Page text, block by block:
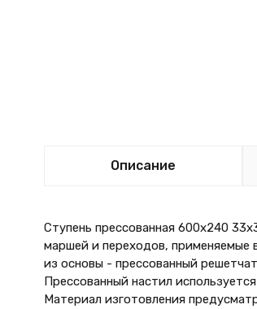
Описание
Ступень прессованная 600х240
маршей и переходов, применяемые
из основы - прессованный
Прессованный настил
Материал изготовления